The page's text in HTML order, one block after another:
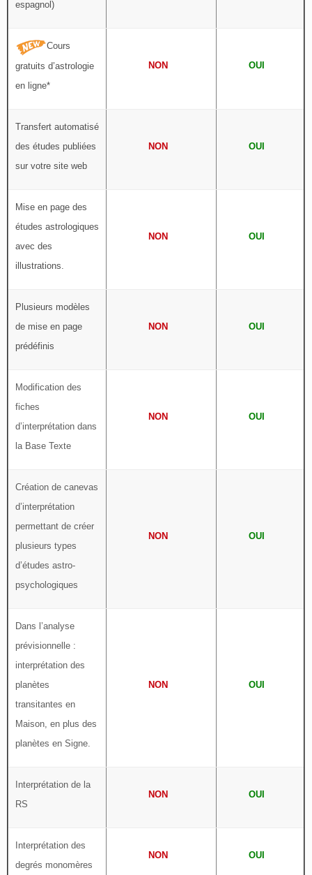
espagnol)
Cours
gratuits d’astrologie
en ligne*
NON OUI
Transfert automatisé
des études publiées
sur votre site web
NON OUI
Mise en page des
études astrologiques
avec des
illustrations.
NON OUI
Plusieurs modèles
de mise en page
prédéfinis
NON OUI
Modification des
fiches
d’interprétation dans
la Base Texte
NON OUI
Création de canevas
d’interprétation
permettant de créer
plusieurs types
d’études astro-
psychologiques
NON OUI
Dans l’analyse
prévisionnelle :
interprétation des
planètes
transitantes en
Maison, en plus des
planètes en Signe.
NON OUI
Interprétation de la
RS
NON OUI
Interprétation des
degrés monomères
NON OUI